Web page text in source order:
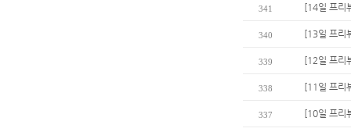
341 [14일 프리
340 [13일 프리
339 [12일 프리
338 [11일 프리
337 [10일 프리